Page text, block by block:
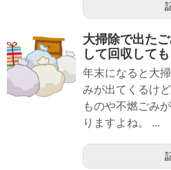
大掃除で出た
して回収して
年末になると大
みが出てくるけ
ものや不燃ごみ
りますよね。 ...